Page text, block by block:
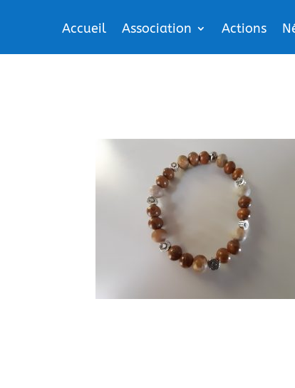
Accueil Association Actions